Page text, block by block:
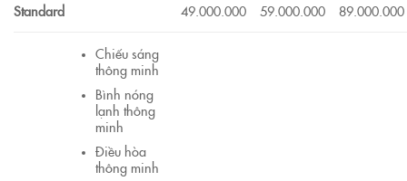
Standard 49.000.000 59.000.000 89.000.000
Chiếu sáng
thông minh
Bình nóng
lạnh thông
minh
Điều hòa
thông minh